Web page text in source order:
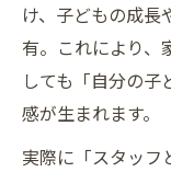
け、子どもの成長
有。これにより、
しても「自分の
感が生まれます。
実際に「スタッフ